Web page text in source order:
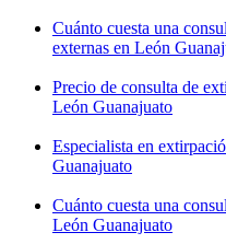
Cuánto cuesta una
externas en León
Precio de consulta de
León Guanajuato
Especialista en
Guanajuato
Cuánto cuesta una
León Guanajuato